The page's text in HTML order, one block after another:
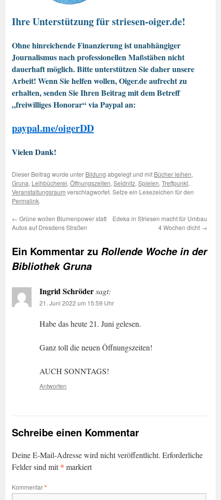
Ihre Unterstützung für striesen-oiger.de!
Ohne hinreichende Finanzierung ist unabhängiger
Journalismus nach professionellen Maßstäben nicht
dauerhaft möglich. Bitte unterstützen Sie daher unsere
Arbeit! Wenn Sie helfen wollen, Oiger.de aufrecht zu
erhalten, senden Sie Ihren Beitrag mit dem Betreff
„freiwilliges Honorar“ via Paypal an:
paypal.me/oigerDD
Vielen Dank!
Dieser Beitrag wurde unter Bildung abgelegt und mit Bücher leihen,
Gruna, Leihbücherei, Öffnungszeiten, Seidnitz, Spielen, Treffpunkt,
Veranstaltungsraum verschlagwortet. Setze ein Lesezeichen für den
Permalink.
← Grüne wollen Blumenpower statt
Autos auf Dresdens Straßen
Edeka in Striesen macht für Umbau
4 Wochen dicht →
Ein Kommentar zu Rollende Woche in der
Bibliothek Gruna
Ingrid Schrödersagt:
21. Juni 2022 um 15:59 Uhr
Habe das heute 21. Juni gelesen.
Ganz toll die neuen Öffnungszeiten!
AUCH SONNTAGS!
Antworten
Schreibe einen Kommentar
Deine E-Mail-Adresse wird nicht veröffentlicht. Erforderliche
Felder sind mit* markiert
Kommentar*